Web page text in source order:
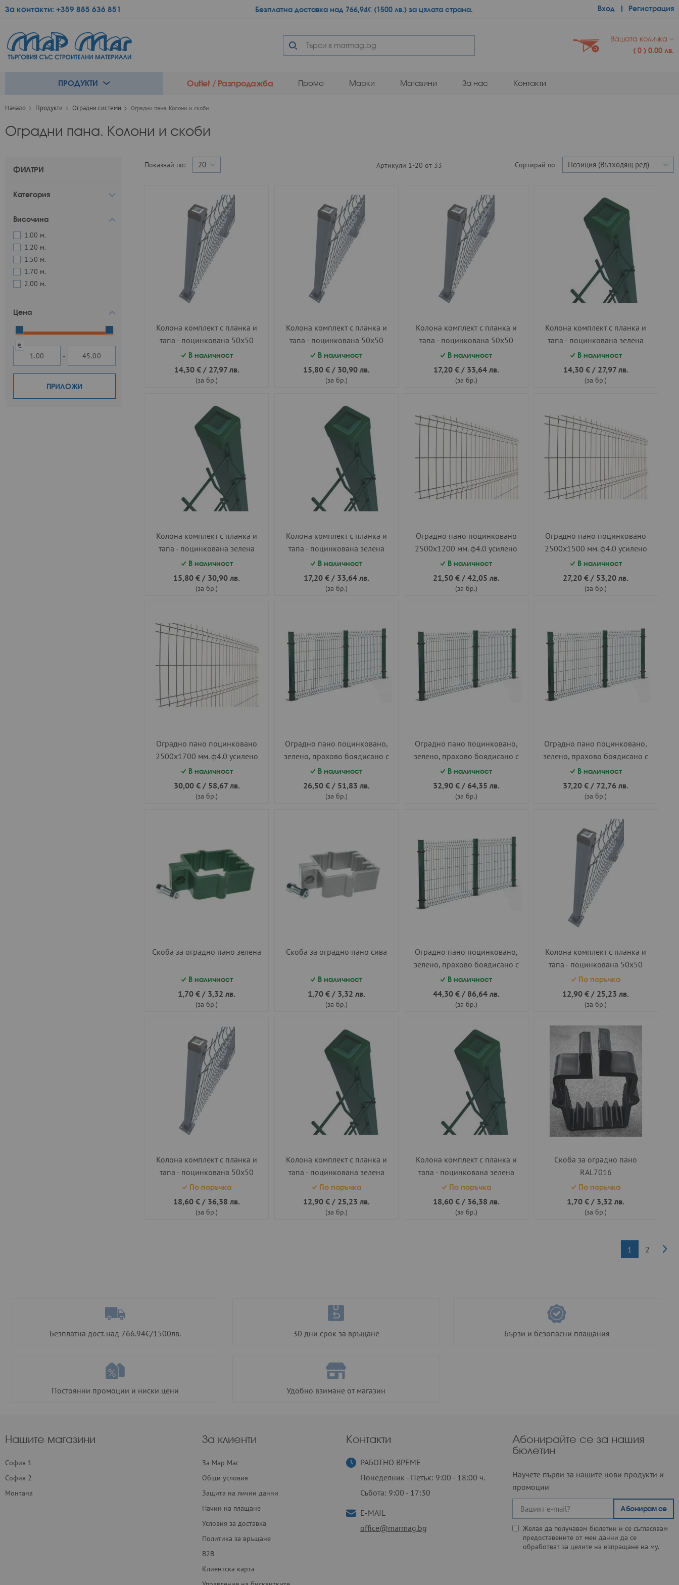
За контакти: +359 885 636 851 Безплатна доставка над 766,94€ (1500 лв.) за цялата страна.
Прескачане
Вход Регистрация
Вашата количка
( 0 ) 0.00 лв.
ПРОДУКТИ Outlet / Разпродажба Промо Марки Магазини За нас Контакти
Начало Продукти Оградни системи Оградни пана. Колони и скоби
Оградни пана. Колони и скоби
Показвай по: Сортирай по
Артикули 1-20 от 33
Колона комплект с планка и
тапа - поцинкована 50х50
h=1.20 м.
В наличност
14,30 €/ 27,97 лв.
(за бр.)
Колона комплект с планка и
тапа - поцинкована 50х50
h=1.50 м.
В наличност
15,80 €/ 30,90 лв.
(за бр.)
Колона комплект с планка и
тапа - поцинкована 50х50
h=1.70 м.
В наличност
17,20 €/ 33,64 лв.
(за бр.)
Колона комплект с планка и
тапа - поцинкована зелена
50х50 h=1.20 м.
В наличност
14,30 €/ 27,97 лв.
(за бр.)
Колона комплект с планка и
тапа - поцинкована зелена
50х50 h=1.50 м.
В наличност
15,80 € / 30,90 лв.
(за бр.)
Колона комплект с планка и
тапа - поцинкована зелена
50х50 h=1.70 м.
В наличност
17,20 €/ 33,64 лв.
(за бр.)
Оградно пано поцинковано
2500х1200 мм. ф4.0 усилено
В наличност
21,50 €/ 42,05 лв.
(за бр.)
Оградно пано поцинковано
2500х1500 мм. ф4.0 усилено
В наличност
27,20 € / 53,20 лв.
(за бр.)
Оградно пано поцинковано
2500х1700 мм. ф4.0 усилено
В наличност
30,00 €/ 58,67 лв.
(за бр.)
Оградно пано поцинковано,
зелено, прахово боядисано с
полиестерна боя 2500х1200
мм. ф4.3 усилено
В наличност
26,50 €/ 51,83 лв.
(за бр.)
Оградно пано поцинковано,
зелено, прахово боядисано с
полиестерна боя 2500х1500
мм. ф4.3 усилено
В наличност
32,90 €/ 64,35 лв.
(за бр.)
Оградно пано поцинковано,
зелено, прахово боядисано с
полиестерна боя 2500х1700
мм. ф4.3 усилено
В наличност
37,20 € / 72,76 лв.
(за бр.)
Скоба за оградно пано зелена
В наличност
1,70 € / 3,32 лв.
(за бр.)
Скоба за оградно пано сива
В наличност
1,70 €/ 3,32 лв.
(за бр.)
Оградно пано поцинковано,
зелено, прахово боядисано с
полиестерна боя 2500х2000
мм. ф4.3 усилено
В наличност
44,30 €/ 86,64 лв.
(за бр.)
Колона комплект с планка и
тапа - поцинкована 50х50
h=1.00 м.
По поръчка
12,90 € / 25,23 лв.
(за бр.)
Колона комплект с планка и
тапа - поцинкована 50х50
h=2.00 м.
По поръчка
18,60 € / 36,38 лв.
(за бр.)
Колона комплект с планка и
тапа - поцинкована зелена
50х50 h=1.00 м.
По поръчка
12,90 €/ 25,23 лв.
(за бр.)
Колона комплект с планка и
тапа - поцинкована зелена
50х50 h=2.00 м.
По поръчка
18,60 €/ 36,38 лв.
(за бр.)
Скоба за оградно пано
RAL7016
По поръчка
1,70 € / 3,32 лв.
(за бр.)
В момента
1 Страница
2
ФИЛТРИ
Категория
Височина
1.00 м.
1.20 м.
1.50 м.
1.70 м.
2.00 м.
Цена
€
-
ПРИЛОЖИ
Безплатна дост. над 766.94€/1500лв. 30 дни срок за връщане Бързи и безопасни плащания
Постоянни промоции и ниски цени Удобно взимане от магазин
Нашите магазини
София 1
София 2
Монтана
За клиенти
За Мар Маг
Общи условия
Защита на лични данни
Начин на плащане
Условия за доставка
Политика за връщане
B2B
Клиентска карта
Контакти
РАБОТНО ВРЕМЕ
Понеделник - Петък: 9:00 - 18:00 ч.
Събота: 9:00 - 17:30
E-MAIL
office@marmag.bg
Абонирайте се за нашия
бюлетин
Научете първи за нашите нови продукти и
промоции
Абонирам се
Желая да получавам бюлетин и се съгласявам
предоставените от мен данни да се
обработват за целите на изпращане на му.